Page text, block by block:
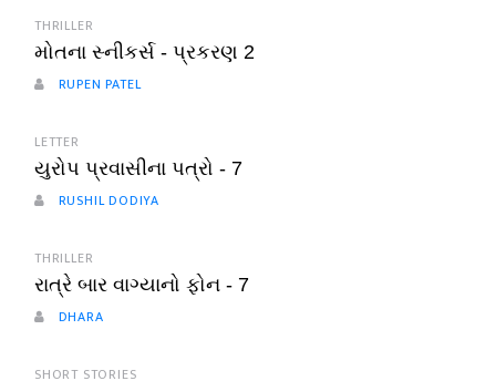
THRILLER
મોતના સ્નીકર્સ - પ્રકરણ 2
RUPEN PATEL
LETTER
યુરોપ પ્રવાસીના પત્રો - 7
RUSHIL DODIYA
THRILLER
રાત્રે બાર વાગ્યાનો ફોન - 7
DHARA
SHORT STORIES